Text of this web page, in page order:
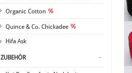
Organic Cotton
Quince & Co. Chickadee
Hifa Ask
ZUBEHÖR